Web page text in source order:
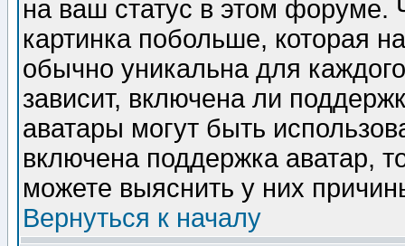
на ваш статус в этом форуме.
картинка побольше, которая
обычно уникальна для
зависит, включена ли
аватары могут быть
включена поддержка аватар,
можете выяснить у них
Вернуться к началу